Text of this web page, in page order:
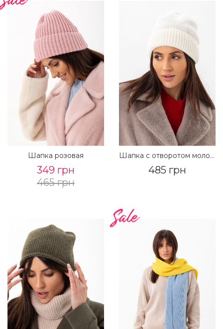
Шапка розовая
349 грн
465 грн
Шапка с отворотом молоко
485 грн